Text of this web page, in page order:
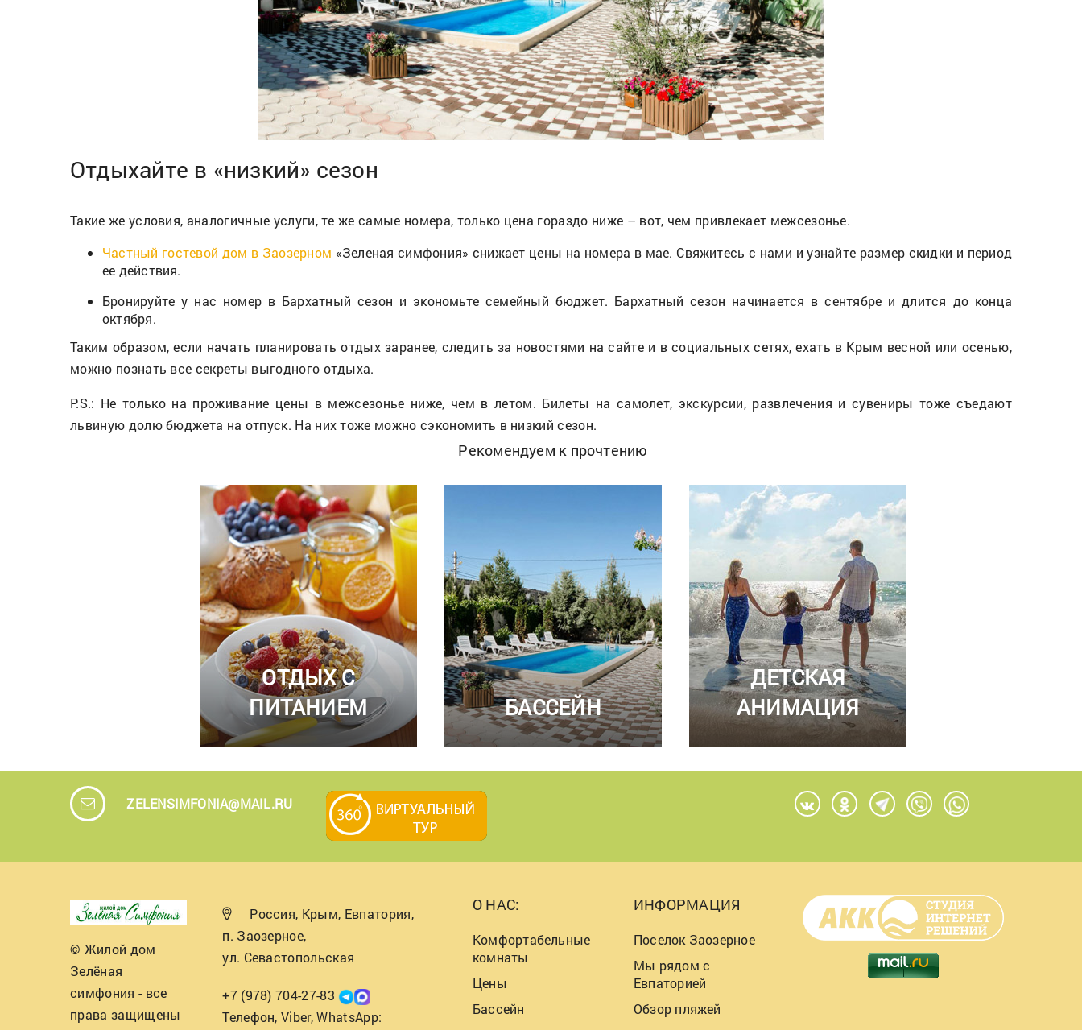
Отдыхайте в «низкий» сезон
Такие же условия, аналогичные услуги, те же самые номера, только цена гораздо ниже – вот, чем привлекает межсезонье.
Частный гостевой дом в Заозерном «Зеленая симфония» снижает цены на номера в мае. Свяжитесь с нами и узнайте размер скидки и период
ее действия.
Бронируйте у нас номер в Бархатный сезон и экономьте семейный бюджет. Бархатный сезон начинается в сентябре и длится до конца
октября.
Таким образом, если начать планировать отдых заранее, следить за новостями на сайте и в социальных сетях, ехать в Крым весной или осенью,
можно познать все секреты выгодного отдыха.
P.S.: Не только на проживание цены в межсезонье ниже, чем в летом. Билеты на самолет, экскурсии, развлечения и сувениры тоже съедают
львиную долю бюджета на отпуск. На них тоже можно сэкономить в низкий сезон.
Рекомендуем к прочтению
ОТДЫХ С
ПИТАНИЕМ
БАССЕЙН
ДЕТСКАЯ
АНИМАЦИЯ
ZELENSIMFONIA@MAIL.RU
© Жилой дом
Зелёная
симфония - все
права защищены
Россия, Крым, Евпатория,
п. Заозерное,
ул. Севастопольская
+7 (978) 704-27-83
Телефон, Viber, WhatsApp:
О НАС:
Комфортабельные
комнаты
Цены
Бассейн
ИНФОРМАЦИЯ
Поселок Заозерное
Мы рядом с
Евпаторией
Обзор пляжей